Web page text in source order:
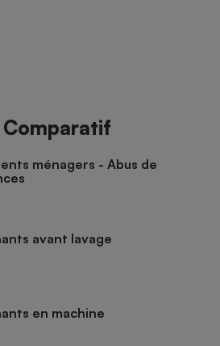
ménagers - Abus de
avant lavage
en machine